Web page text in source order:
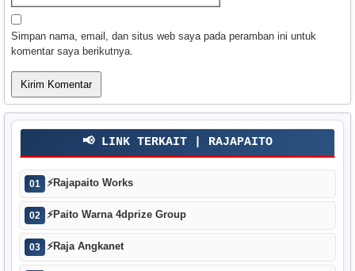
Simpan nama, email, dan situs web saya pada peramban ini untuk
komentar saya berikutnya.
📢 LINK TERKAIT | RAJAPAITO
01 ⚡Rajapaito Works
02 ⚡Paito Warna 4dprize Group
03 ⚡Raja Angkanet